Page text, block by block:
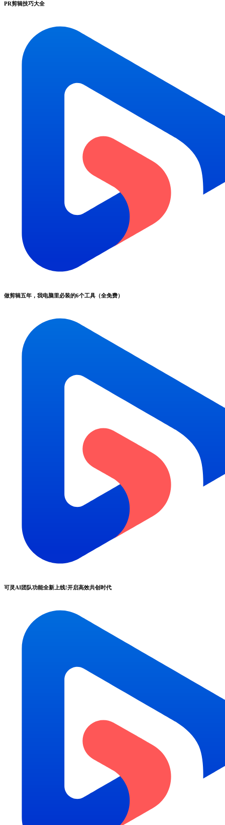
PR剪辑技巧大全
做剪辑五年，我电脑里必装的6个工具（全免费）
可灵AI团队功能全新上线!开启高效共创时代